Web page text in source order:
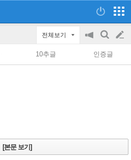
전체보기
공
on/off
검
색
글
쓰
10추글 인증글
[본문 보기]